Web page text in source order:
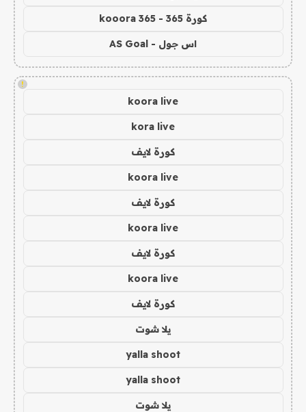
كورة 365 - kooora 365
اس جول - AS Goal
!
koora live
kora live
كورة لايف
koora live
كورة لايف
koora live
كورة لايف
koora live
كورة لايف
يلا شوت
yalla shoot
yalla shoot
يلا شوت